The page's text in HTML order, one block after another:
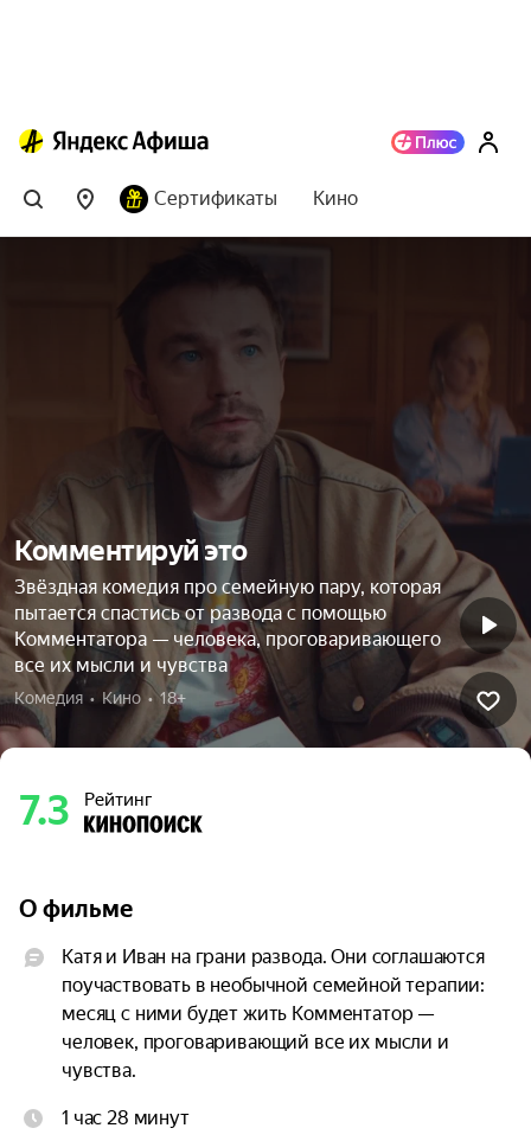
Сертификаты Кино
Комментируй это
Звёздная комедия про семейную пару, которая
пытается спастись от развода с помощью
Комментатора — человека, проговаривающего
все их мысли и чувства
Комедия  •  Кино  •  18+
7.3 Рейтинг
О фильме
Катя и Иван на грани развода. Они соглашаются
поучаствовать в необычной семейной терапии:
месяц с ними будет жить Комментатор —
человек, проговаривающий все их мысли и
чувства.
1 час 28 минут